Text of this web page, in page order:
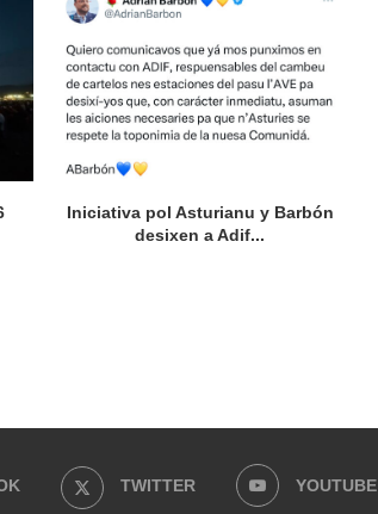
Iniciativa pol Asturianu y Barbón
desixen a Adif...
TWITTER YOUTUBE